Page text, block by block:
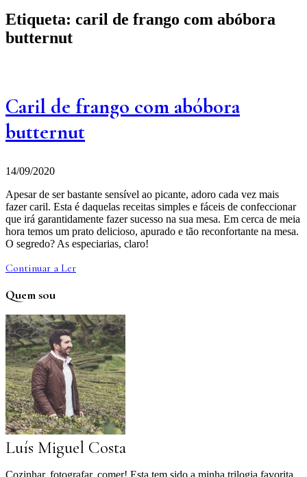
Etiqueta: caril de frango com abóbora
butternut
Caril de frango com abóbora
butternut
14/09/2020
Apesar de ser bastante sensível ao picante, adoro cada vez mais
fazer caril. Esta é daquelas receitas simples e fáceis de confeccionar
que irá garantidamente fazer sucesso na sua mesa. Em cerca de meia
hora temos um prato delicioso, apurado e tão reconfortante na mesa.
O segredo? As especiarias, claro!
Continuar a Ler
Quem sou
Luís Miguel Costa
Cozinhar, fotografar, comer! Esta tem sido a minha trilogia favorita